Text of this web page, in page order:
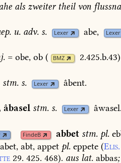
alszweitertheilvon
u. adv. s. Lexer abe, Lexer
=obe,ob ( BMZ 2.425.b.43)
stm. s. Lexer âbent.
âbasel stm. s. Lexer âwasel.
FindeB abbet stm. pl.
abet, abt, appet pl. eppete (Elis.
29. 425. 468). aus lat. abbas;